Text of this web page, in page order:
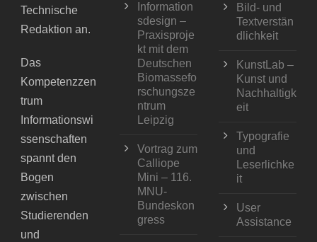
Technische
Redaktion an.
Das
Kompetenzzen
trum
Informationswi
ssenschaften
spannt den
Bogen
zwischen
Studierenden
und
Information
sdesign –
Praxisproje
kt mit dem
Deutschen
Biomassefo
rschungsze
ntrum
Leipzig
Vortrag zum
Calliope
Mini – 116.
MNU-
Bundeskon
gress
Bild- und
Textverstän
dlichkeit
KunstLab –
Kunst und
Nachhaltigk
eit
Typografie
und
Leserlichke
it
User
Assistance